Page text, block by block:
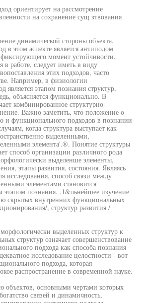
ориентирует на рассмотрение
на сохранение сущ зтвования
динамической стороны объекта,
в этом аспекте является антиподом
фиксирующего момент устойчивости.
в работе, следует иметь в виду
этих подходов, часто
Например, в физиологии
является этапом познания структур,
объясняется функционально. В
комбинированное структурно-
Важно заметить, что положение о
и функционального подходов в познании
когда структура выступает как
выделенными,
элемента'.®. Понятие структуры
способ организации различного рода
выделенше элементы,
этапы развития, состояния. Являясь
исследования, способ связи между
элементами становится
этапом познания. .1&льнейшее изучение
скрытых внутренних функциональных
, структур развития /
выделенных структур к
структур означает совершенствование
подхода как способа познания
исследование целостности - вот
подхода, которая
распространение в современной науке.
объектов, основными чертами которых
связей и динамичность,